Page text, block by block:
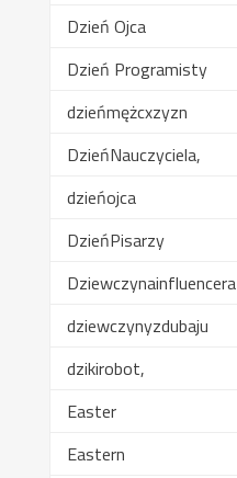
Dzień Ojca
Dzień Programisty
dzieńmężcxzyzn
DzieńNauczyciela,
dzieńojca
DzieńPisarzy
Dziewczynainfluencera
dziewczynyzdubaju
dzikirobot,
Easter
Eastern